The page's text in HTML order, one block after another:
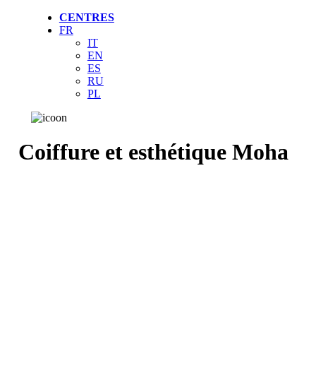
CENTRES
FR
IT
EN
ES
RU
PL
Coiffure et esthétique Moha